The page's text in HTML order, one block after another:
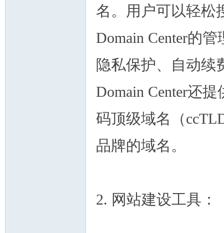
名。用户可以轻松
Domain Center的
隐私保护、自动续
Domain Center还
码顶级域名（
品牌的域名。
2. 网站建设工具：